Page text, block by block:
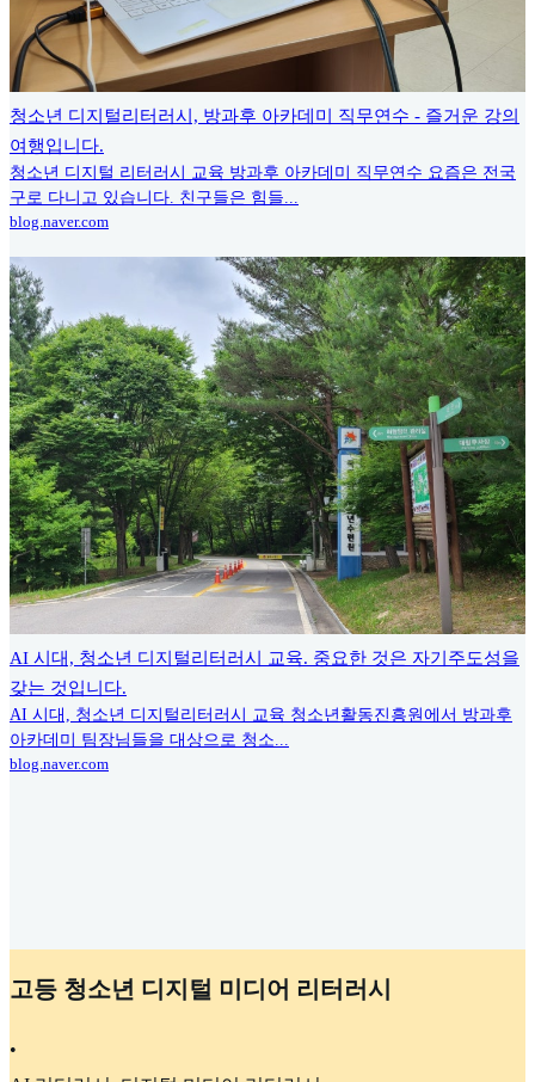
청소년 디지털리터러시, 방과후 아카데미 직무연수 - 즐거운 강의
여행입니다.
청소년 디지털 리터러시 교육 방과후 아카데미 직무연수 요즘은 전국
구로 다니고 있습니다. 친구들은 힘들...
blog.naver.com
AI 시대, 청소년 디지털리터러시 교육. 중요한 것은 자기주도성을
갖는 것입니다.
AI 시대, 청소년 디지털리터러시 교육 청소년활동진흥원에서 방과후
아카데미 팀장님들을 대상으로 청소...
blog.naver.com
고등 청소년 디지털 미디어 리터러시
•